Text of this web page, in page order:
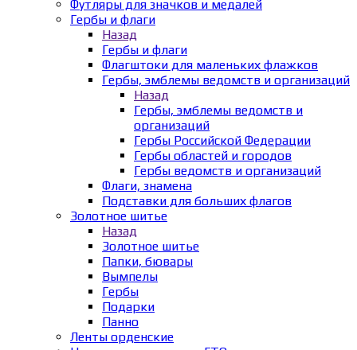
Футляры для значков и медалей
Гербы и флаги
Назад
Гербы и флаги
Флагштоки для маленьких флажков
Гербы, эмблемы ведомств и организаций
Назад
Гербы, эмблемы ведомств и
организаций
Гербы Российской Федерации
Гербы областей и городов
Гербы ведомств и организаций
Флаги, знамена
Подставки для больших флагов
Золотное шитье
Назад
Золотное шитье
Папки, бювары
Вымпелы
Гербы
Подарки
Панно
Ленты орденские